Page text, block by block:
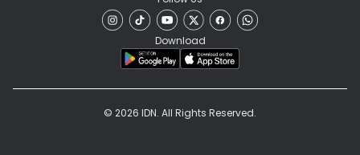
Download
© 2026 IDN. All Rights Reserved.